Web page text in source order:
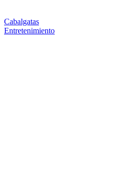
Cabalgatas
Entretenimiento